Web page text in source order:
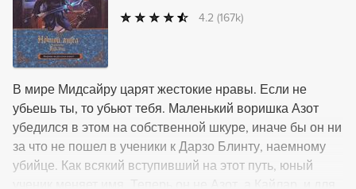
4.2 (167k)
В мире Мидсайру царят жестокие нравы. Если не
убьешь ты, то убьют тебя. Маленький воришка Азот
убедился в этом на собственной шкуре, иначе бы он ни
за что не пошел в ученики к Дарзо Блинту, наемному
убийце. Как всякий вступивший на этот путь, юный